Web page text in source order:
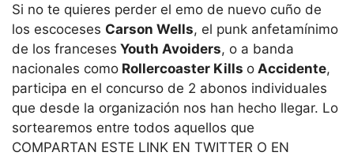
Si no te quieres perder el emo de nuevo cuño de
los escoceses Carson Wells, el punk anfetamínimo
de los franceses Youth Avoiders, o a banda
nacionales como Rollercoaster Kills o Accidente,
participa en el concurso de 2 abonos individuales
que desde la organización nos han hecho llegar. Lo
sortearemos entre todos aquellos que
COMPARTAN ESTE LINK EN TWITTER O EN